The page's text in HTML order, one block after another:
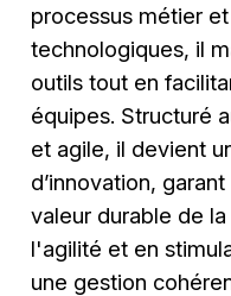
processus métier
technologiques, il
outils tout en
équipes. Structuré
et agile, il devient
d’innovation,
valeur durable de
l'agilité et en
une gestion